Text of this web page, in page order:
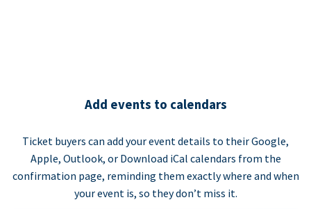
Add events to calendars
Ticket buyers can add your event details to their Google,
Apple, Outlook, or Download iCal calendars from the
confirmation page, reminding them exactly where and when
your event is, so they don’t miss it.